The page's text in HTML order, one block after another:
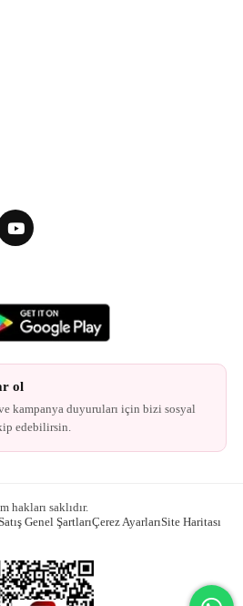
ol
kampanya duyuruları için bizi sosyal
edebilirsin.
saklıdır.
Genel ŞartlarıÇerez AyarlarıSite Haritası